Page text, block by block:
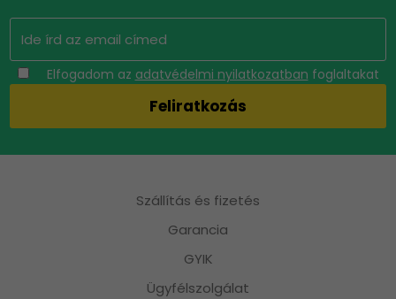
Elfogadom az adatvédelmi nyilatkozatban foglaltakat
Szállítás és fizetés
Garancia
GYIK
Ügyfélszolgálat